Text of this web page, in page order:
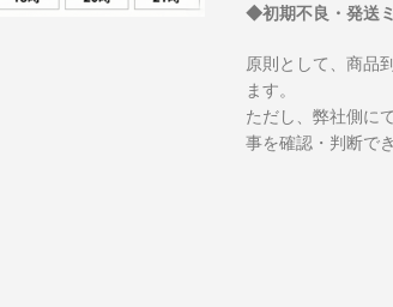
◆初期不良・発送
原則として、商品
ます。
ただし、弊社側に
事を確認・判断で